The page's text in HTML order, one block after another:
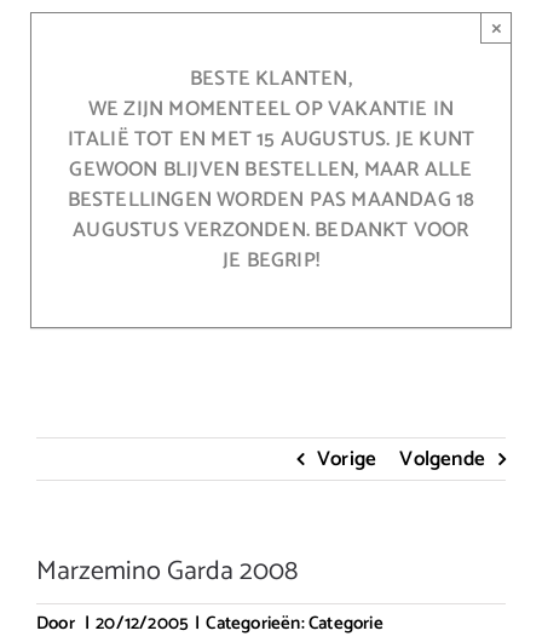
BESTE KLANTEN,
WE ZIJN MOMENTEEL OP VAKANTIE IN
ITALIË TOT EN MET 15 AUGUSTUS. JE KUNT
GEWOON BLIJVEN BESTELLEN, MAAR ALLE
BESTELLINGEN WORDEN PAS MAANDAG 18
AUGUSTUS VERZONDEN. BEDANKT VOOR
JE BEGRIP!
×
Vorige Volgende
Marzemino Garda 2008
Door | 20/12/2005 | Categorieën:Categorie